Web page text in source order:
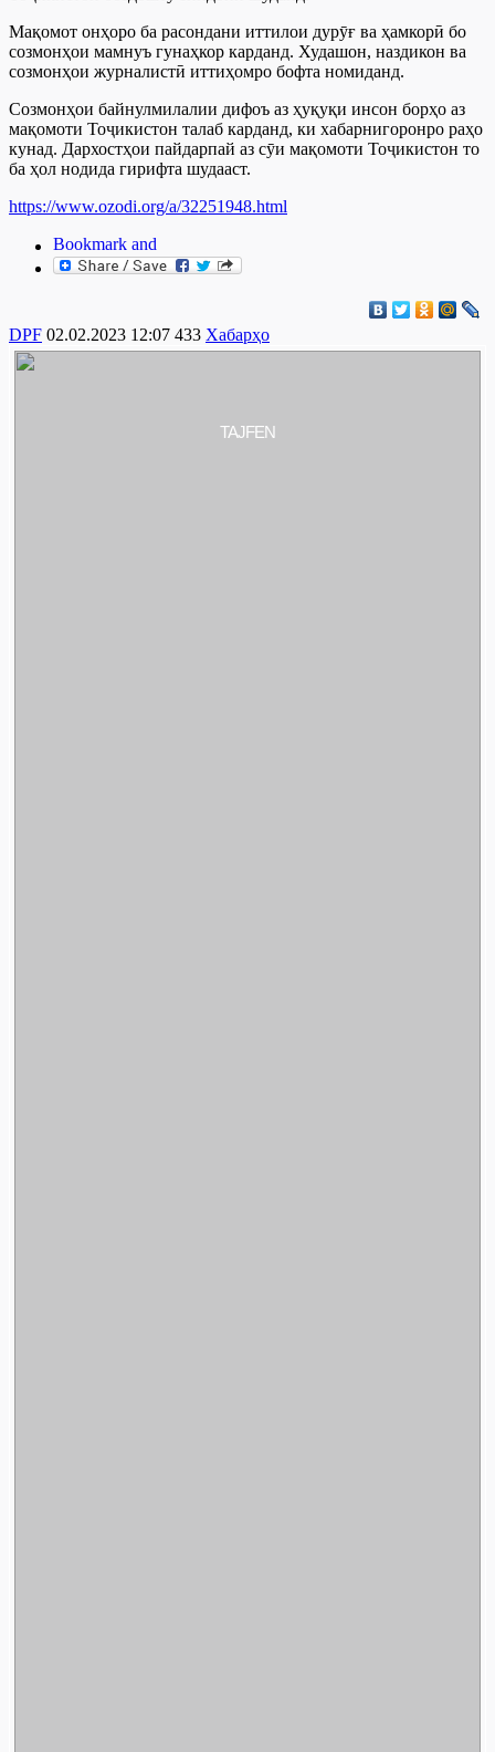
Мақомот онҳоро ба расондани иттилои дурӯғ ва ҳамкорӣ бо
созмонҳои мамнуъ гунаҳкор карданд. Худашон, наздикон ва
созмонҳои журналистӣ иттиҳомро бофта номиданд.
Созмонҳои байнулмилалии дифоъ аз ҳуқуқи инсон борҳо аз
мақомоти Тоҷикистон талаб карданд, ки хабарнигоронро раҳо
кунад. Дархостҳои пайдарпай аз сӯи мақомоти Тоҷикистон то
ба ҳол нодида гирифта шудааст.
https://www.ozodi.org/a/32251948.html
DPF 02.02.2023 12:07 433 Хабарҳо
TAJFEN